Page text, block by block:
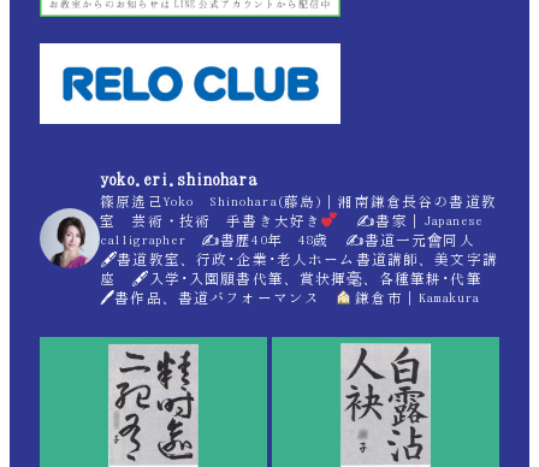
yoko.eri.shinohara
篠原遙己Yoko Shinohara(藤島)｜湘南鎌倉長谷の書道教
室 芸術・技術 手書き大好き
✍書家｜Japanese
calligrapher ✍書歴40年 48歳 ✍書道一元會同人
🖋書道教室、行政･企業･老人ホーム書道講師、美文字講
座 🖋入学･入園願書代筆、賞状揮毫、各種筆耕･代筆
🖊書作品、書道パフォーマンス
鎌倉市｜Kamakura